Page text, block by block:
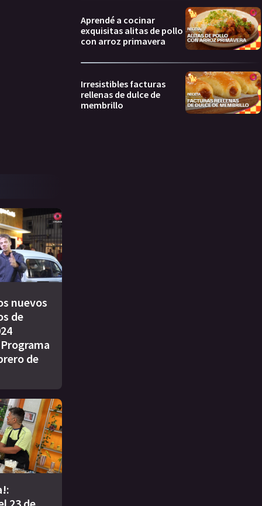
nuevos
de
de
Aprendé a cocinar
exquisitas alitas de pollo
con arroz primavera
Irresistibles facturas
rellenas de dulce de
membrillo